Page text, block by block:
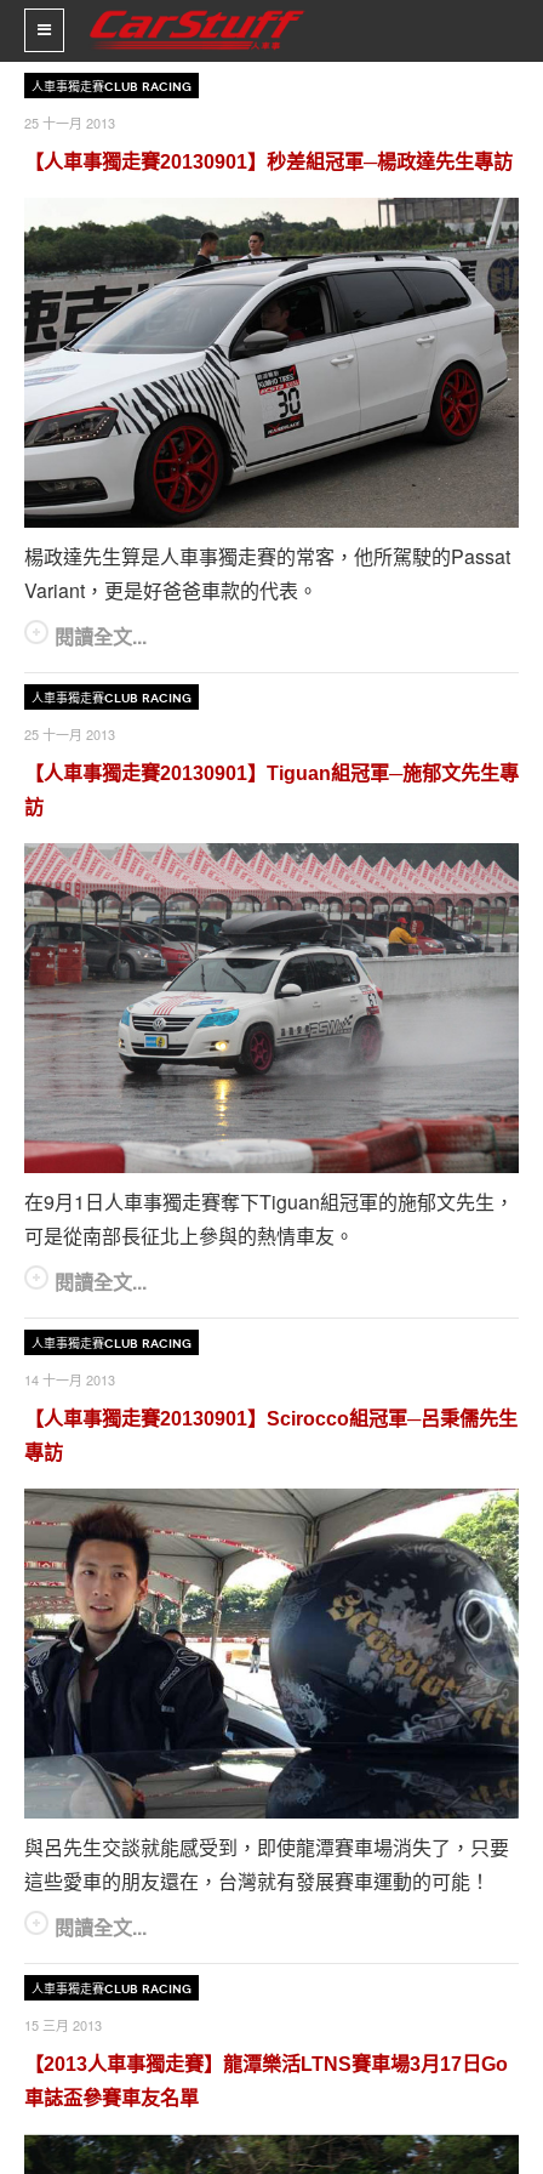
新車價格
賽車新聞
汽車改裝
輪胎特區
促銷訊息
人車軼事
試車報導
專題報導
車型比拼
兩輪世界
人車事獨走賽Club Racing
25 十一月 2013
【人車事獨走賽20130901】秒差組冠軍─楊政達先生專訪
楊政達先生算是人車事獨走賽的常客，他所駕駛的Passat
Variant，更是好爸爸車款的代表。
閱讀全文...
人車事獨走賽Club Racing
25 十一月 2013
【人車事獨走賽20130901】Tiguan組冠軍─施郁文先生專
訪
在9月1日人車事獨走賽奪下Tiguan組冠軍的施郁文先生，
可是從南部長征北上參與的熱情車友。
閱讀全文...
人車事獨走賽Club Racing
14 十一月 2013
【人車事獨走賽20130901】Scirocco組冠軍─呂秉儒先生
專訪
與呂先生交談就能感受到，即使龍潭賽車場消失了，只要
這些愛車的朋友還在，台灣就有發展賽車運動的可能！
閱讀全文...
人車事獨走賽Club Racing
15 三月 2013
【2013人車事獨走賽】龍潭樂活LTNS賽車場3月17日Go
車誌盃參賽車友名單